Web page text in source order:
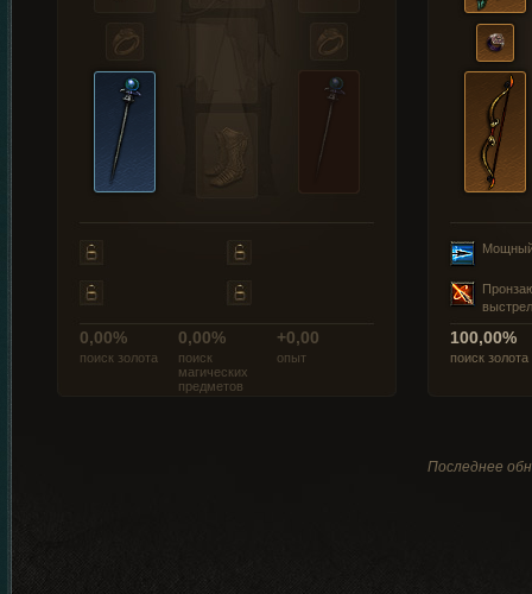
0,00%
поиск золота
0,00%
поиск
магических
предметов
+0,00
опыт
выстрел
100,00%
поиск золота
Последнее